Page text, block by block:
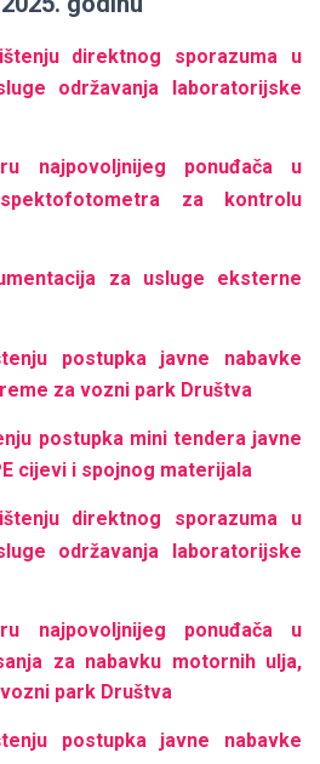
direktnog sporazuma u
održavanja laboratorijske
najpovoljnijeg ponuđača u
za kontrolu
za usluge eksterne
postupka javne nabavke
za vozni park Društva
postupka mini tendera javne
cijevi i spojnog materijala
direktnog sporazuma u
održavanja laboratorijske
najpovoljnijeg ponuđača u
za nabavku motornih ulja,
park Društva
postupka javne nabavke